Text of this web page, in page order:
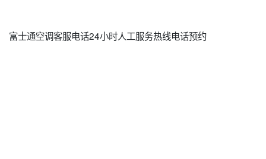
富士通空调客服电话24小时人工服务热线电话预约